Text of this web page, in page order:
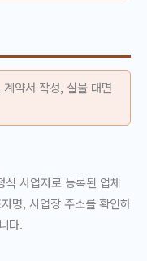
약서 작성, 실물 대면
사업자로 등록된 업체
명, 사업장 주소를 확인하
다.